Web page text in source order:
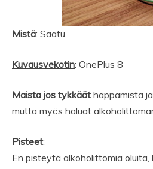
Mistä: Saatu.
Kuvausvekotin: OnePlus 8
Maista jos tykkäät happamista
mutta myös haluat
Pisteet:
En pisteytä alkoholittomia oluita,